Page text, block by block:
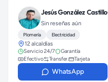
Jesús González Castillo
Sin reseñas aún
Plomería Electricidad
12 alcaldías
Servicio 24/7
Garantía
Efectivo
Transfer. Tarjeta
WhatsApp